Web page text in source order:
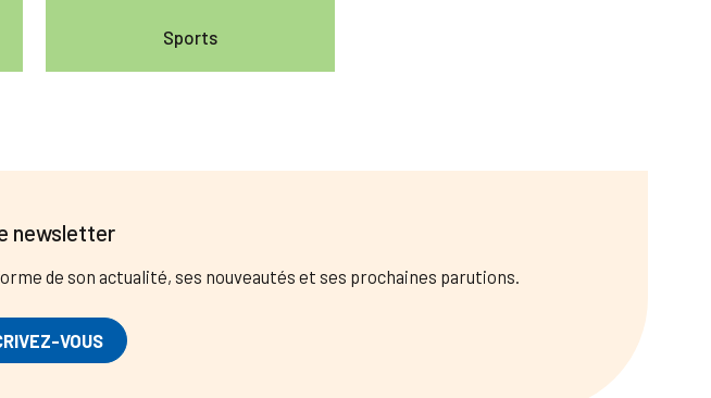
Sports
newsletter
de son actualité, ses nouveautés et ses prochaines parutions.
VOUS